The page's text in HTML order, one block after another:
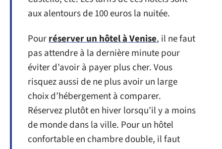
aux alentours de 100 euros la nuitée.
Pourréserver un hôtel à Venise, il ne faut
pas attendre à la dernière minute pour
éviter d’avoir à payer plus cher. Vous
risquez aussi de ne plus avoir un large
choix d’hébergement à comparer.
Réservez plutôt en hiver lorsqu’il y a moins
de monde dans la ville. Pour un hôtel
confortable en chambre double, il faut